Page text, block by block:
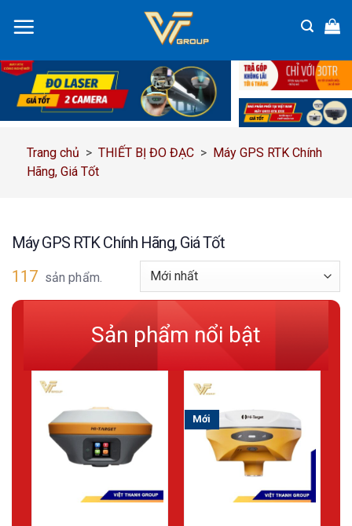
đến
dung
Trang chủ > THIẾT BỊ ĐO ĐẠC > Máy GPS RTK Chính
Hãng, Giá Tốt
Máy GPS RTK Chính Hãng, Giá Tốt
117 sản phẩm.
Sản phẩm nổi bật
Mới